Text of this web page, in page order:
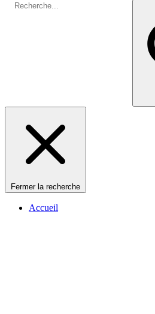
Fermer la recherche
Accueil